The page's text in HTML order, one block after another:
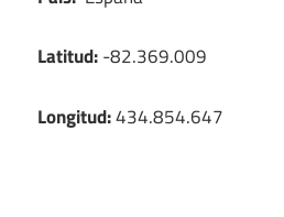
Latitud:-82.369.009
Longitud:434.854.647